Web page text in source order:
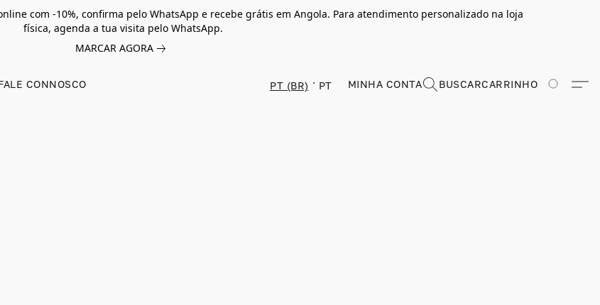
com -10%, confirma pelo WhatsApp e recebe grátis em Angola. Para atendimento personalizado na loja
física, agenda a tua visita pelo WhatsApp.
MARCAR AGORA
CONNOSCO PT (BR) PT MINHA CONTA BUSCARCARRINHO